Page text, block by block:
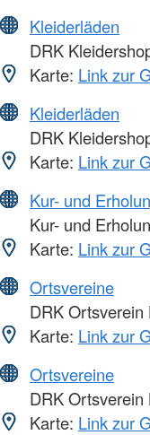
Kleiderläden
DRK
Karte: Link zur
Kleiderläden
DRK
Karte: Link zur
Kur- und
Kur- und
Karte: Link zur
Ortsvereine
DRK Ortsverein
Karte: Link zur
Ortsvereine
DRK
Karte: Link zur